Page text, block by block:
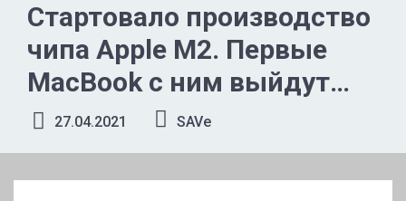
Стартовало производство
чипа Apple M2. Первые
MacBook с ним выйдут
уже к концу года
27.04.2021 SAVe